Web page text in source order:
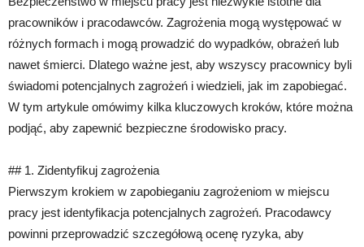
pracowników i pracodawców. Zagrożenia mogą występować w
różnych formach i mogą prowadzić do wypadków, obrażeń lub
nawet śmierci. Dlatego ważne jest, aby wszyscy pracownicy byli
świadomi potencjalnych zagrożeń i wiedzieli, jak im zapobiegać.
W tym artykule omówimy kilka kluczowych kroków, które można
podjąć, aby zapewnić bezpieczne środowisko pracy.
## 1. Zidentyfikuj zagrożenia
Pierwszym krokiem w zapobieganiu zagrożeniom w miejscu
pracy jest identyfikacja potencjalnych zagrożeń. Pracodawcy
powinni przeprowadzić szczegółową ocenę ryzyka, aby